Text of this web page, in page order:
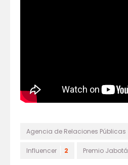
Agencia de Relaciones Públicas
Influencer 2 Premio Jabotá